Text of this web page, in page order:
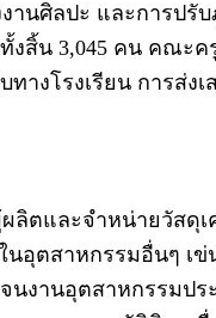
นศิลปะ และการปรั
สิ้น 3,045 คน คณะค
งโรงเรียน การส่ง
ลิตและจำหน่ายวัสดุ
อุตสาหกรรมอื่นๆ เ
งานอุตสาหกรรมปร